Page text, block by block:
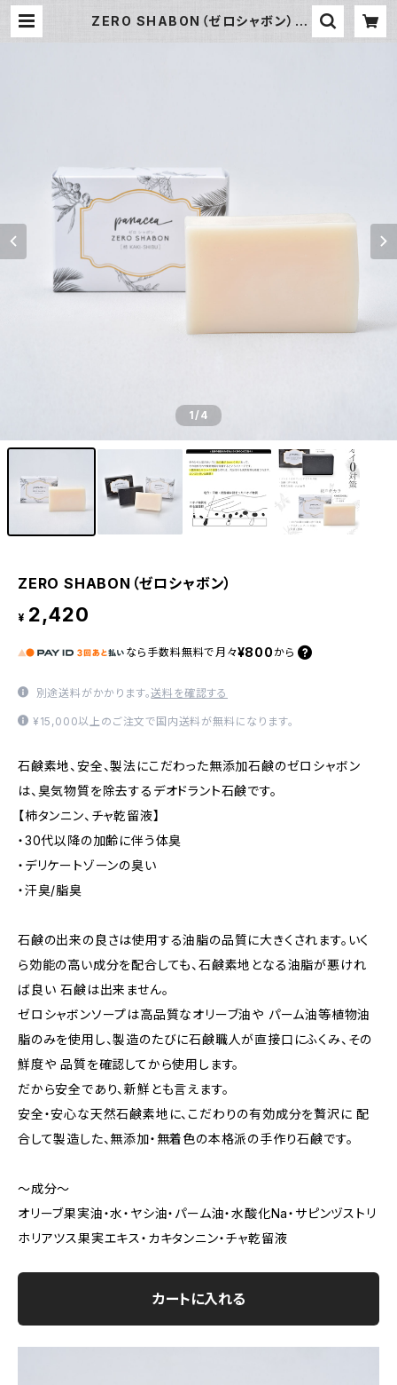
ZERO SHABON（ゼロシャボン） |
1/4
ZERO SHABON（ゼロシャボン）
¥ 2,420
なら 手数料無料で 月々¥800 から
別途送料がかかります。送料を確認する
¥15,000以上のご注文で国内送料が無料になります。
石鹸素地、安全、製法にこだわった無添加石鹸のゼロシャボン
は、臭気物質を除去するデオドラント石鹸です。
【柿タンニン、チャ乾留液】
・30代以降の加齢に伴う体臭
・デリケートゾーンの臭い
・汗臭/脂臭
石鹸の出来の良さは使用する油脂の品質に大きくされます。いく
ら効能の高い成分を配合しても、石鹸素地となる油脂が悪けれ
ば良い 石鹸は出来ません。
ゼロシャボンソープは高品質なオリーブ油や パーム油等植物油
脂のみを使用し、製造のたびに石鹸職人が直接口にふくみ、その
鮮度や 品質を確認してから使用します。
だから安全であり、新鮮とも言えます。
安全・安心な天然石鹸素地に、こだわりの有効成分を贅沢に 配
合して製造した、無添加・無着色の本格派の手作り石鹸です。
〜成分〜
オリーブ果実油・水・ヤシ油・パーム油・水酸化Na・サピンヅストリ
ホリアツス果実エキス・カキタンニン・チャ乾留液
カートに入れる